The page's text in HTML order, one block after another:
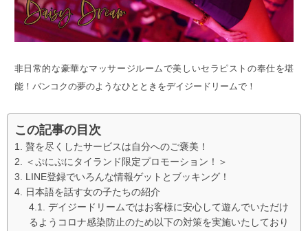
非日常的な豪華なマッサージルームで美しいセラピストの奉仕を堪
能！バンコクの夢のようなひとときをデイジードリームで！
この記事の目次
贅を尽くしたサービスは自分へのご褒美！
＜ぷにぷにタイランド限定プロモーション！＞
LINE登録でいろんな情報ゲットとブッキング！
日本語を話す女の子たちの紹介
デイジードリームではお客様に安心して遊んでいただけ
るようコロナ感染防止のため以下の対策を実施いたしており